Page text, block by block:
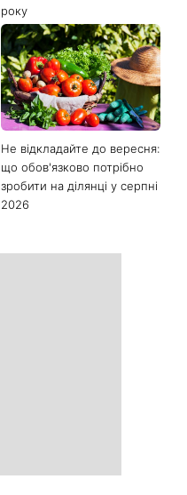
року
Не відкладайте до вересня:
що обов'язково потрібно
зробити на ділянці у серпні
2026